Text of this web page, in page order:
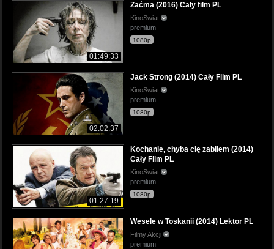
01:49:33
Zaćma (2016) Cały film PL
KinoSwiat
premium
1080p
02:02:37
Jack Strong (2014) Cały Film PL
KinoSwiat
premium
1080p
01:27:19
Kochanie, chyba cię zabiłem (2014)
Cały Film PL
KinoSwiat
premium
1080p
Wesele w Toskanii (2014) Lektor PL
Filmy Akcji
premium